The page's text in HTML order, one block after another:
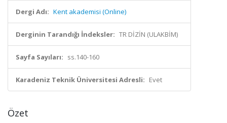
Dergi Adı: Kent akademisi (Online)
Derginin Tarandığı İndeksler: TR DİZİN (ULAKBİM)
Sayfa Sayıları: ss.140-160
Karadeniz Teknik Üniversitesi Adresli: Evet
Özet